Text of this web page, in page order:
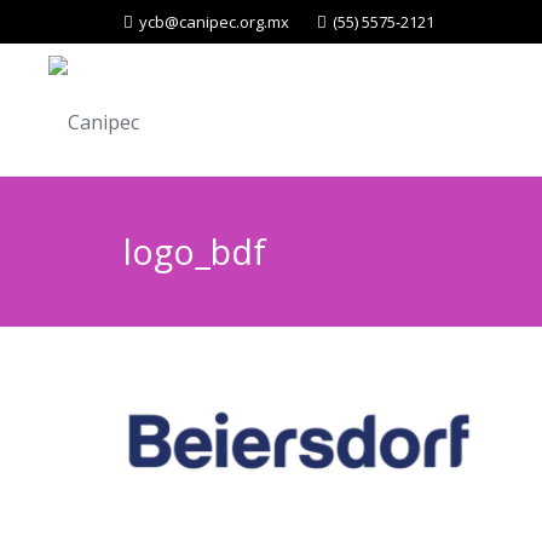
ycb@canipec.org.mx (55) 5575-2121
logo_bdf